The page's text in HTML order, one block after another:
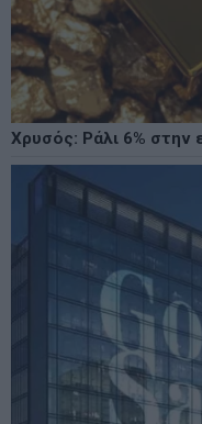
Χρυσός: Ράλι 6% στην